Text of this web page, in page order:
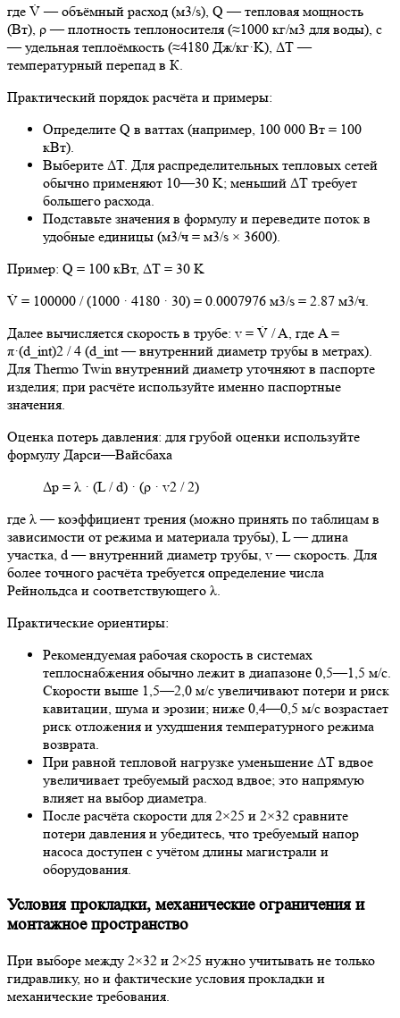
где V̇ — объёмный расход (м3/s), Q — тепловая мощность
(Вт), ρ — плотность теплоносителя (≈1000 кг/м3 для воды), c
— удельная теплоёмкость (≈4180 Дж/кг·K), ΔT —
температурный перепад в К.
Практический порядок расчёта и примеры:
Определите Q в ваттах (например, 100 000 Вт = 100
кВт).
Выберите ΔT. Для распределительных тепловых сетей
обычно применяют 10—30 K; меньший ΔT требует
большего расхода.
Подставьте значения в формулу и переведите поток в
удобные единицы (м3/ч = м3/s × 3600).
Пример: Q = 100 кВт, ΔT = 30 K
V̇ = 100000 / (1000 · 4180 · 30) = 0.0007976 м3/s = 2.87 м3/ч.
Далее вычисляется скорость в трубе: v = V̇ / A, где A =
π·(d_int)2 / 4 (d_int — внутренний диаметр трубы в метрах).
Для Thermo Twin внутренний диаметр уточняют в паспорте
изделия; при расчёте используйте именно паспортные
значения.
Оценка потерь давления: для грубой оценки используйте
формулу Дарси—Вайсбаха
Δp = λ · (L / d) · (ρ · v2 / 2)
где λ — коэффициент трения (можно принять по таблицам в
зависимости от режима и материала трубы), L — длина
участка, d — внутренний диаметр трубы, v — скорость. Для
более точного расчёта требуется определение числа
Рейнольдса и соответствующего λ.
Практические ориентиры:
Рекомендуемая рабочая скорость в системах
теплоснабжения обычно лежит в диапазоне 0,5—1,5 м/с.
Скорости выше 1,5—2,0 м/с увеличивают потери и риск
кавитации, шума и эрозии; ниже 0,4—0,5 м/с возрастает
риск отложения и ухудшения температурного режима
возврата.
При равной тепловой нагрузке уменьшение ΔT вдвое
увеличивает требуемый расход вдвое; это напрямую
влияет на выбор диаметра.
После расчёта скорости для 2×25 и 2×32 сравните
потери давления и убедитесь, что требуемый напор
насоса доступен с учётом длины магистрали и
оборудования.
Условия прокладки, механические ограничения и
монтажное пространство
При выборе между 2×32 и 2×25 нужно учитывать не только
гидравлику, но и фактические условия прокладки и
механические требования.